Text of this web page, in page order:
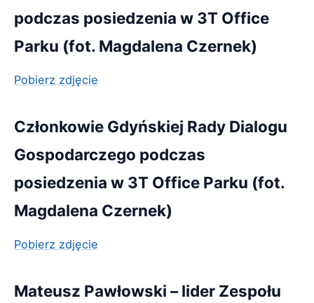
podczas posiedzenia w 3T Office
Parku (fot. Magdalena Czernek)
Pobierz zdjęcie
Członkowie Gdyńskiej Rady Dialogu
Gospodarczego podczas
posiedzenia w 3T Office Parku (fot.
Magdalena Czernek)
Pobierz zdjęcie
Mateusz Pawłowski – lider Zespołu